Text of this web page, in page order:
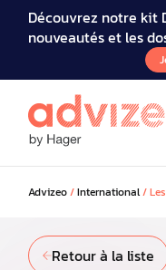
Découvrez notre kit
nouveautés et les
Advizeo/International/
Retour à la liste